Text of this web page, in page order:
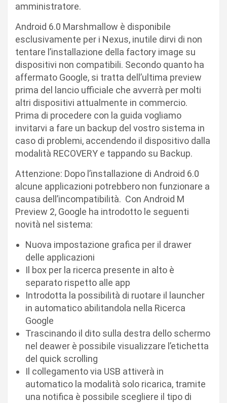
amministratore.
Android 6.0 Marshmallow è disponibile
esclusivamente per i Nexus, inutile dirvi di non
tentare l’installazione della factory image su
dispositivi non compatibili. Secondo quanto ha
affermato Google, si tratta dell’ultima preview
prima del lancio ufficiale che avverrà per molti
altri dispositivi attualmente in commercio.
Prima di procedere con la guida vogliamo
invitarvi a fare un backup del vostro sistema in
caso di problemi, accendendo il dispositivo dalla
modalità RECOVERY e tappando su Backup.
Attenzione: Dopo l’installazione di Android 6.0
alcune applicazioni potrebbero non funzionare a
causa dell’incompatibilità. Con Android M
Preview 2, Google ha introdotto le seguenti
novità nel sistema:
Nuova impostazione grafica per il drawer
delle applicazioni
Il box per la ricerca presente in alto è
separato rispetto alle app
Introdotta la possibilità di ruotare il launcher
in automatico abilitandola nella Ricerca
Google
Trascinando il dito sulla destra dello schermo
nel deawer è possibile visualizzare l’etichetta
del quick scrolling
Il collegamento via USB attiverà in
automatico la modalità solo ricarica, tramite
una notifica è possibile scegliere il tipo di